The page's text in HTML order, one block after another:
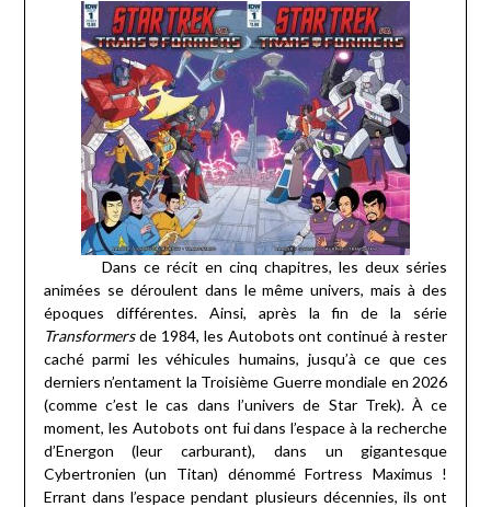
Dans ce récit en cinq chapitres, les deux séries
animées se déroulent dans le même univers, mais à des
époques différentes. Ainsi, après la fin de la série
Transformersde 1984, les Autobots ont continué à rester
caché parmi les véhicules humains, jusqu’à ce que ces
derniers n’entament la Troisième Guerre mondiale en 2026
(comme c’est le cas dans l’univers de Star Trek). À ce
moment, les Autobots ont fui dans l’espace à la recherche
d’Energon (leur carburant), dans un gigantesque
Cybertronien (un Titan) dénommé Fortress Maximus !
Errant dans l’espace pendant plusieurs décennies, ils ont